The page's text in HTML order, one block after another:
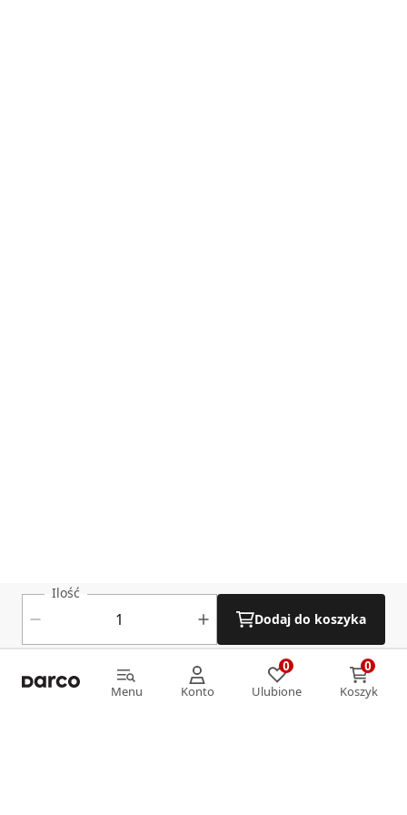
Menu Konto
0
Ulubione
0
Koszyk
Ilość
Dodaj do koszyka
Menu Konto
0
Ulubione
0
Koszyk